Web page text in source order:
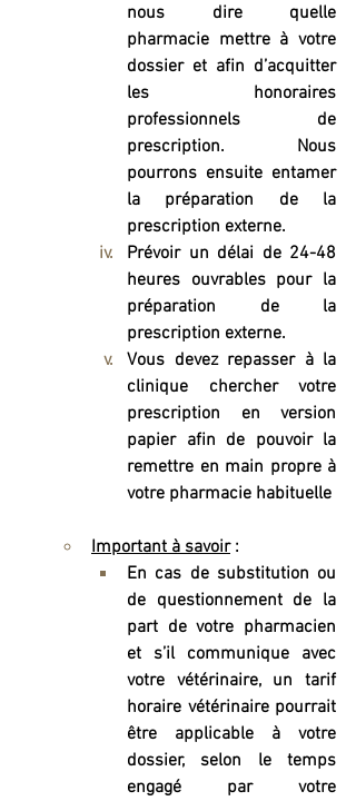
nous dire quelle
pharmacie mettre à votre
dossier et afin d’acquitter
les honoraires
professionnels de
prescription.  Nous
pourrons ensuite entamer
la préparation de la
prescription externe.
Prévoir un délai de 24-48
heures ouvrables pour la
préparation de la
prescription externe.
Vous devez repasser à la
clinique chercher votre
prescription en version
papier afin de pouvoir la
remettre en main propre à
votre pharmacie habituelle
Important à savoir :
En cas de substitution ou
de questionnement de la
part de votre pharmacien
et s’il communique avec
votre vétérinaire, un tarif
horaire vétérinaire pourrait
être applicable à votre
dossier, selon le temps
engagé par votre